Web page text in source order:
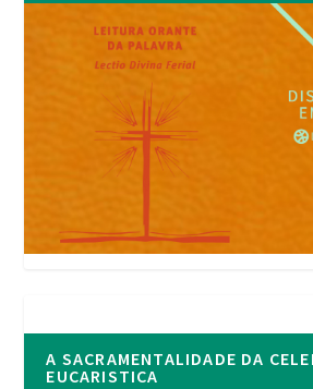
A SACRAMENTALIDADE DA
EUCARISTICA